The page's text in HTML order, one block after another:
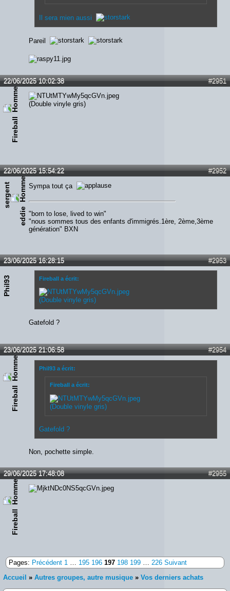
Il sera mien aussi
Pareil
#2951
22/06/2025 10:02:38
Fireball
(Double vinyle gris)
#2952
22/06/2025 15:54:22
s
e
r
g
e
n
t
e
d
d
i
e
Sympa tout ça
"born to lose, lived to win"
"nous sommes tous des enfants d'immigrés.1ère, 2ème,3ème
génération" BXN
#2953
23/06/2025 16:28:15
Phil93 Fireball a écrit:
(Double vinyle gris)
Gatefold ?
#2954
23/06/2025 21:06:58
Fireball
Phil93 a écrit:
Fireball a écrit:
(Double vinyle gris)
Gatefold ?
Non, pochette simple.
#2955
29/06/2025 17:48:08
Fireball
Pages: Précédent 1 … 195 196 197 198 199 … 226 Suivant
Accueil » Autres groupes, autre musique » Vos derniers achats